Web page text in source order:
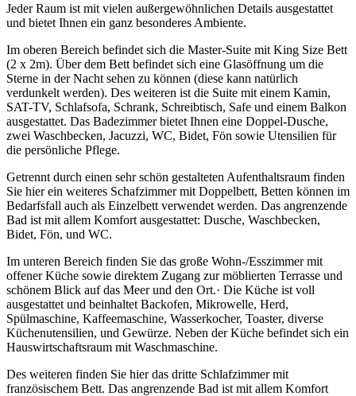
Jeder Raum ist mit vielen außergewöhnlichen Details ausgestattet
und bietet Ihnen ein ganz besonderes Ambiente.
Im oberen Bereich befindet sich die Master-Suite mit King Size Bett
(2 x 2m). Über dem Bett befindet sich eine Glasöffnung um die
Sterne in der Nacht sehen zu können (diese kann natürlich
verdunkelt werden). Des weiteren ist die Suite mit einem Kamin,
SAT-TV, Schlafsofa, Schrank, Schreibtisch, Safe und einem Balkon
ausgestattet. Das Badezimmer bietet Ihnen eine Doppel-Dusche,
zwei Waschbecken, Jacuzzi, WC, Bidet, Fön sowie Utensilien für
die persönliche Pflege.
Getrennt durch einen sehr schön gestalteten Aufenthaltsraum finden
Sie hier ein weiteres Schafzimmer mit Doppelbett, Betten können im
Bedarfsfall auch als Einzelbett verwendet werden. Das angrenzende
Bad ist mit allem Komfort ausgestattet: Dusche, Waschbecken,
Bidet, Fön, und WC.
Im unteren Bereich finden Sie das große Wohn-/Esszimmer mit
offener Küche sowie direktem Zugang zur möblierten Terrasse und
schönem Blick auf das Meer und den Ort.· Die Küche ist voll
ausgestattet und beinhaltet Backofen, Mikrowelle, Herd,
Spülmaschine, Kaffeemaschine, Wasserkocher, Toaster, diverse
Küchenutensilien, und Gewürze. Neben der Küche befindet sich ein
Hauswirtschaftsraum mit Waschmaschine.
Des weiteren finden Sie hier das dritte Schlafzimmer mit
französischem Bett. Das angrenzende Bad ist mit allem Komfort